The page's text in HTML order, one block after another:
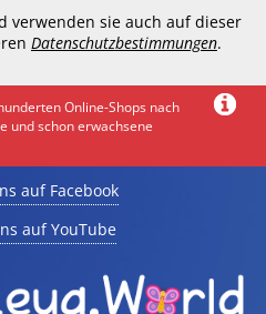
verwenden sie auch auf dieser
Datenschutzbestimmungen.
Online-Shops nach
und schon erwachsene
auf Facebook
auf YouTube